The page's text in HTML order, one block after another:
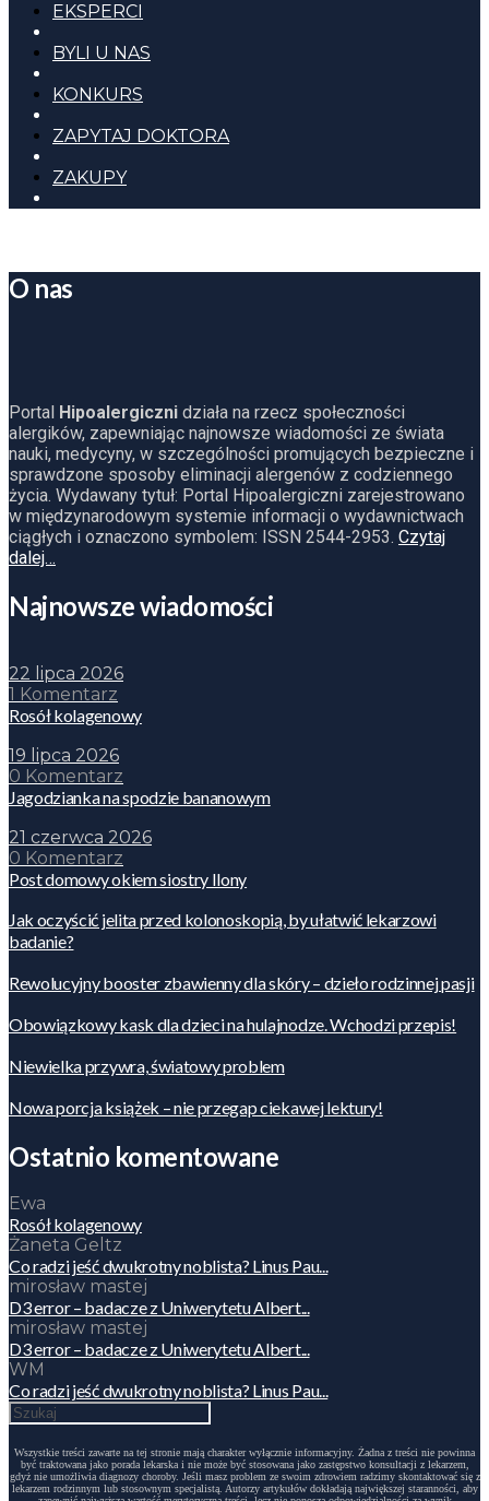
EKSPERCI
BYLI U NAS
KONKURS
ZAPYTAJ DOKTORA
ZAKUPY
O nas
Portal Hipoalergiczni działa na rzecz społeczności
alergików, zapewniając najnowsze wiadomości ze świata
nauki, medycyny, w szczególności promujących bezpieczne i
sprawdzone sposoby eliminacji alergenów z codziennego
życia. Wydawany tytuł: Portal Hipoalergiczni zarejestrowano
w międzynarodowym systemie informacji o wydawnictwach
ciągłych i oznaczono symbolem: ISSN 2544-2953. Czytaj
dalej…
Najnowsze wiadomości
22 lipca 2026
1 Komentarz
Rosół kolagenowy
19 lipca 2026
0 Komentarz
Jagodzianka na spodzie bananowym
21 czerwca 2026
0 Komentarz
Post domowy okiem siostry Ilony
Jak oczyścić jelita przed kolonoskopią, by ułatwić lekarzowi
badanie?
Rewolucyjny booster zbawienny dla skóry – dzieło rodzinnej pasji
Obowiązkowy kask dla dzieci na hulajnodze. Wchodzi przepis!
Niewielka przywra, światowy problem
Nowa porcja książek – nie przegap ciekawej lektury!
Ostatnio komentowane
Ewa
Rosół kolagenowy
Żaneta Geltz
Co radzi jeść dwukrotny noblista? Linus Pau...
mirosław mastej
D3 error – badacze z Uniwerytetu Albert...
mirosław mastej
D3 error – badacze z Uniwerytetu Albert...
WM
Co radzi jeść dwukrotny noblista? Linus Pau...
Wszystkie treści zawarte na tej stronie mają charakter wyłącznie informacyjny. Żadna z treści nie powinna
być traktowana jako porada lekarska i nie może być stosowana jako zastępstwo konsultacji z lekarzem,
gdyż nie umożliwia diagnozy choroby. Jeśli masz problem ze swoim zdrowiem radzimy skontaktować się z
lekarzem rodzinnym lub stosownym specjalistą. Autorzy artykułów dokładają największej staranności, aby